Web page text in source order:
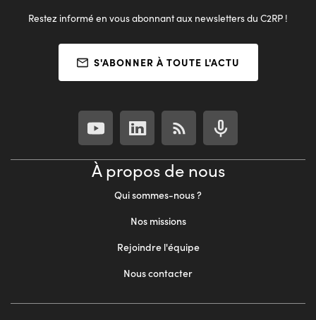
Restez informé en vous abonnant aux newsletters du C2RP !
S'ABONNER À TOUTE L'ACTU
À propos de nous
Qui sommes-nous ?
Nos missions
Rejoindre l'équipe
Nous contacter